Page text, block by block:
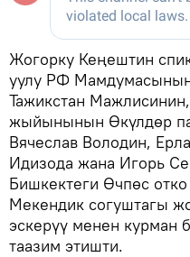
Жогорку Кеңештин
уулу РФ
Тажикстан
жыйынынын Өкүлдөр
Вячеслав Володин,
Идизода жана Игорь
Бишкектеги Өчпөс
Мекендик согуштагы
эскерүү менен курман
таазим этишти.